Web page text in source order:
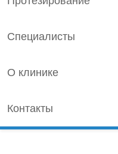
Специалисты
О клинике
Контакты